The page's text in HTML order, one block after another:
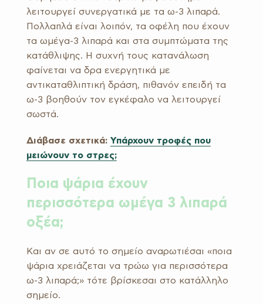
λειτουργεί συνεργατικά με τα ω-3 λιπαρά.
Πολλαπλά είναι λοιπόν, τα οφέλη που έχουν
τα ωμέγα-3 λιπαρά και στα συμπτώματα της
κατάθλιψης. Η συχνή τους κατανάλωση
φαίνεται να δρα ενεργητικά με
αντικαταθλιπτική δράση, πιθανόν επειδή τα
ω-3 βοηθούν τον εγκέφαλο να λειτουργεί
σωστά.
Διάβασε σχετικά: Υπάρχουν τροφές που
μειώνουν το στρες;
Ποια ψάρια έχουν
περισσότερα ωμέγα 3 λιπαρά
οξέα;
Και αν σε αυτό το σημείο αναρωτιέσαι «ποια
ψάρια χρειάζεται να τρώω για περισσότερα
ω-3 λιπαρά;» τότε βρίσκεσαι στο κατάλληλο
σημείο.